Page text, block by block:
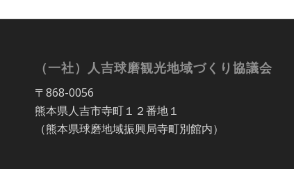
（一社）人吉球磨観光地域づくり協議会
〒868-0056
熊本県人吉市寺町１２番地１
（熊本県球磨地域振興局寺町別館内）